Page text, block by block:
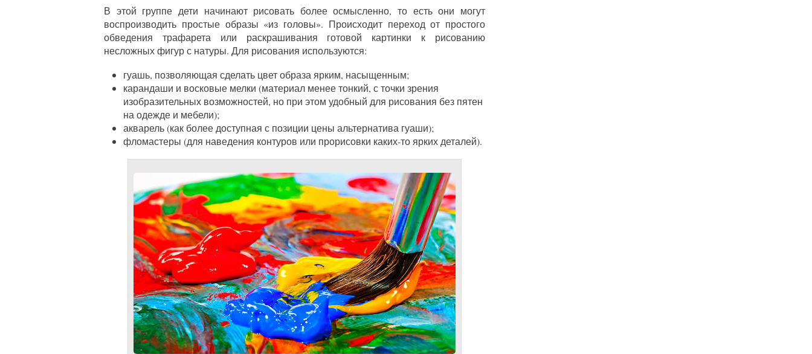
В этой группе дети начинают рисовать более осмысленно, то есть они могут
воспроизводить простые образы «из головы». Происходит переход от простого
обведения трафарета или раскрашивания готовой картинки к рисованию
несложных фигур с натуры. Для рисования используются:
гуашь, позволяющая сделать цвет образа ярким, насыщенным;
карандаши и восковые мелки (материал менее тонкий, с точки зрения
изобразительных возможностей, но при этом удобный для рисования без пятен
на одежде и мебели);
акварель (как более доступная с позиции цены альтернатива гуаши);
фломастеры (для наведения контуров или прорисовки каких-то ярких деталей).